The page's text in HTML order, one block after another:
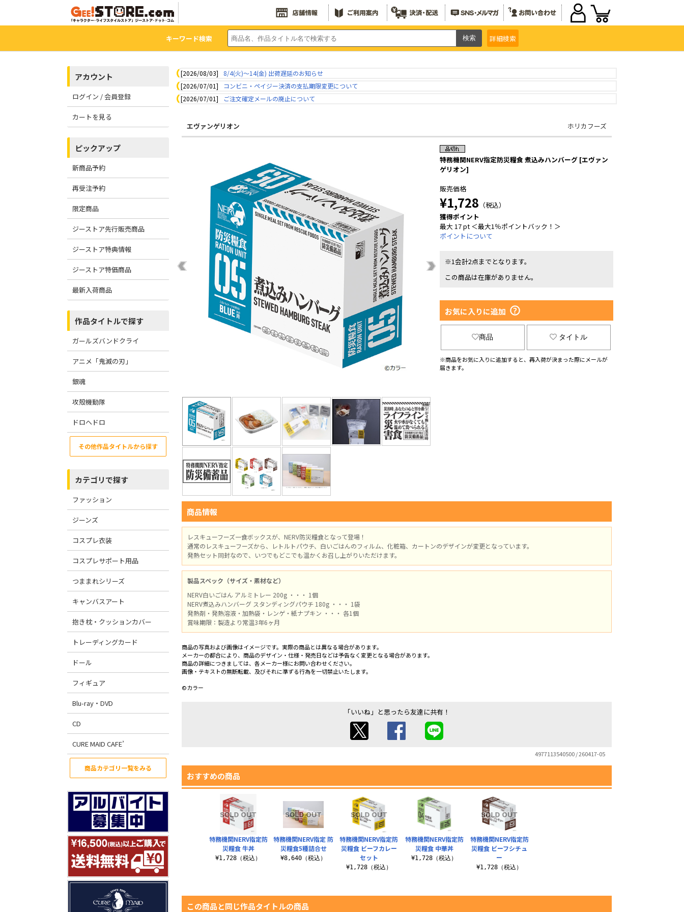
キーワード検索 詳細検索
アカウント
ログイン / 会員登録
カートを見る
ピックアップ
新商品予約
再受注予約
限定商品
ジーストア先行販売商品
ジーストア特典情報
ジーストア特価商品
最新入荷商品
作品タイトルで探す
ガールズバンドクライ
アニメ「鬼滅の刃」
銀魂
攻殻機動隊
ドロヘドロ
その他作品タイトルから探す
カテゴリで探す
ファッション
ジーンズ
コスプレ衣装
コスプレサポート用品
つままれシリーズ
キャンバスアート
抱き枕・クッションカバー
トレーディングカード
ドール
フィギュア
Blu-ray・DVD
CD
CURE MAID CAFE’
商品カテゴリ一覧をみる
[2026/08/03]
8/4(火)～14(金) 出荷遅延のお知らせ
[2026/07/01]
コンビニ・ペイジー決済の支払期限変更について
[2026/07/01]
ご注文確定メールの廃止について
エヴァンゲリオン ホリカフーズ
特務機関NERV指定防災糧食 煮込みハンバーグ [エヴァン
ゲリオン]
販売価格
¥1,728 （税込）
獲得ポイント
最大 17 pt ＜最大1％ポイントバック！＞
ポイントについて
※1会計2点までとなります。
この商品は在庫がありません。
お気に入りに追加
商品 タイトル
※商品をお気に入りに追加すると、再入荷が決まった際にメールが
届きます。
商品情報
レスキューフーズ一食ボックスが、NERV防災糧食となって登場！
通常のレスキューフーズから、レトルトパウチ、白いごはんのフィルム、化粧箱、カートンのデザインが変更となっています。
発熱セット同封なので、いつでもどこでも温かくお召し上がりいただけます。
製品スペック（サイズ・素材など）
NERV白いごはん アルミトレー 200g ・・・ 1個
NERV煮込みハンバーグ スタンディングパウチ 180g ・・・ 1袋
発熱剤・発熱溶液・加熱袋・レンゲ・紙ナプキン ・・・ 各1個
賞味期限：製造より常温3年6ヶ月
商品の写真および画像はイメージです。実際の商品とは異なる場合があります。
メーカーの都合により、商品のデザイン・仕様・発売日などは予告なく変更となる場合があります。
商品の詳細につきましては、各メーカー様にお問い合わせください。
画像・テキストの無断転載、及びそれに準ずる行為を一切禁止いたします。
©カラー
「いいね」と思ったら友達に共有！
4977113540500 / 260417-05
おすすめの商品
特務機関NERV指定防
災糧食 ビーフカレー
セット
¥1,728（税込）
特務機関NERV指定防
災糧食 中華丼
¥1,728（税込）
特務機関NERV指定防
災糧食 ビーフシチュ
ー
¥1,728（税込）
特務機関NERV指定防
災糧食 牛丼
¥1,728（税込）
特務機関NERV指定 防
災糧食5種詰合せ
¥8,640（税込）
この商品と同じ作品タイトルの商品